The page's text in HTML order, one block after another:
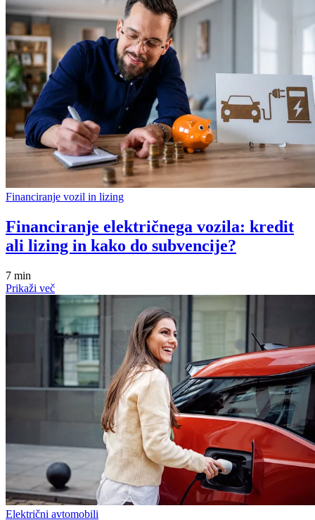
Financiranje vozil in lizing
Financiranje električnega vozila: kredit
ali lizing in kako do subvencije?
7 min
Prikaži več
Električni avtomobili